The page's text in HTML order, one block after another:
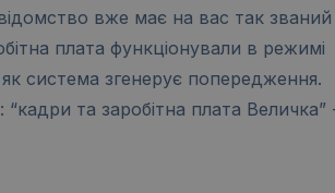
вже має на вас так званий
плата функціонували в режимі
система згенерує попередження.
та заробітна плата Величка”